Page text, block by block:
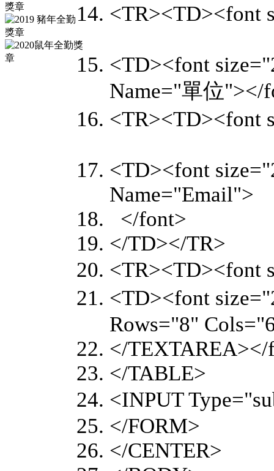
<TR><TD><font
<TD><font
Name="單位
<TR><TD><font
<TD><font
Name="Email">
</font>
</TD></TR>
<TD><font
Rows="8"
</
</TABLE>
<INPUT
</FORM>
</CENTER>